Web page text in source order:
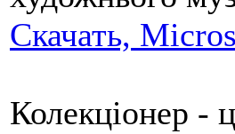
Скачать,
Колекціонер -